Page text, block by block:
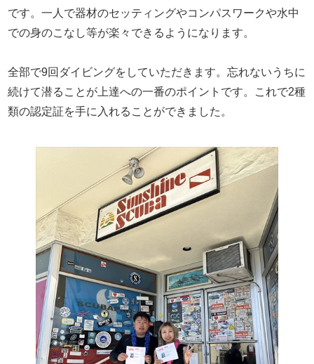
です。一人で器材のセッティングやコンパスワークや水中
での身のこなし等が楽々できるようになります。
全部で9回ダイビングをしていただきます。忘れないうちに
続けて潜ることが上達への一番のポイントです。これで2種
類の認定証を手に入れることができました。